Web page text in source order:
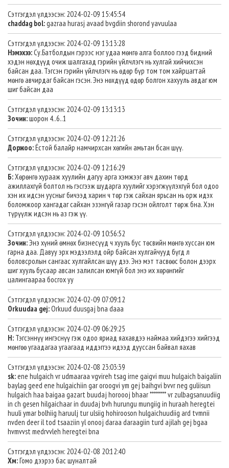
Сэтгэгдэл үлдээсэн: 2024-02-09 15:45:54
chaddag bol:gazraa hurasj avaad bvgdiin shorond yavuulaa
Сэтгэгдэл үлдээсэн: 2024-02-09 13:13:28
Нэмэхээ:Су.Батболдын гэрээс нэг удаа мөнгө алга боллоо гээд бидний
хэдэн нөхдүүд очиж шалгахад гэрийн үйлчлэгч нь хулгай хийчихсэн
байсан даа. Тэгсэн гэрийн үйлчлэгч нь өдөр бүр том том хайрцагтай
мөнгө авчирдаг байсан гэсэн. Энэ нөхдүүд өдөр болгон хахууль авдаг юм
шиг байсан даа
Сэтгэгдэл үлдээсэн: 2024-02-09 13:13:13
Зочин:шорон 4..6..1
Сэтгэгдэл үлдээсэн: 2024-02-09 12:21:26
Доржоо:Ёстой балайр намчирхсан хөгийн амьтан бсан шүү.
Сэтгэгдэл үлдээсэн: 2024-02-09 12:16:29
Б:Хөрөнгө хурааж хуулийн дагуу арга хэмжээг авч дахин төрд
ажиллахгүй болтол нь гэсгээж шударга хуулийг хэрэгжүүлэхгүй бол одоо
хэн их идсэн уусныг бичээд харин ч төр гэж сайхан ярьсан нь орж идэх
боломжоор хангадаг сайхан эзэнгүй газар гэсэн ойлголт төрж бна. Хэн
түрүүлж идсэн нь аз гэж үү.
Сэтгэгдэл үлдээсэн: 2024-02-09 10:56:52
Зочин:Энэ хүний өмнөх бизнесүүд ч хууль бус төсвийн мөнгө хуссан юм
гарна даа. Давуу эрх мэдээлэлд ойр байсан хулгайчууд бүгд л
боловсролын сангаас хулгайлсан шүү дээ. Энэ мэт тасвөөс болон дээрх
шиг хууль бусаар авсан залилсан юмгүй бол энэ их хөрөнгийг
цалингаараа босгох уу
Сэтгэгдэл үлдээсэн: 2024-02-09 07:09:12
Orkuudaa gej:Orkuud duusgaj bna daaa
Сэтгэгдэл үлдээсэн: 2024-02-09 06:29:25
Н: Тэгсэннүү ингэснүү гэж одоо яриад яахавдээ наймаа хийдэгээ хийгээд
мөнгөө угаадагаа угаагаад иддэггээ идээд дууссан байвал яахав
Сэтгэгдэл үлдээсэн: 2024-02-08 23:03:39
sk: ene hulgaich vr udmaaraa vgvireh tsag irne gaigvi muu hulgaich baigaliin
baylag geed ene hulgaichiin gar oroogvi ym gej baihgvi bvvr neg guliisun
hulgaich haa baigaa gazart buudaj horoooj bhaar ******** vr zulbagsanuudiig
in ch gesen hilgaichaar in duudaj bvh hurungu mungiig in huraah heregtei
huuli ymar bolhiig haruulj tur ulsiig hohirooson hulgaichuudiig ard tvmnii
nvden deer il tod tsaaziin yl onooj daraa daraagiin turd ajilah gej bgaa
hvmvvst medrvvleh heregtei bna
Сэтгэгдэл үлдээсэн: 2024-02-08 20:12:40
Хм:Гомо дээрээ бас шуналтай